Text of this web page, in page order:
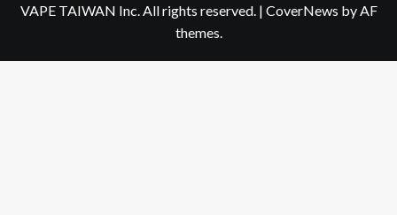
VAPE TAIWAN Inc. All rights reserved. | CoverNews by AF
themes.